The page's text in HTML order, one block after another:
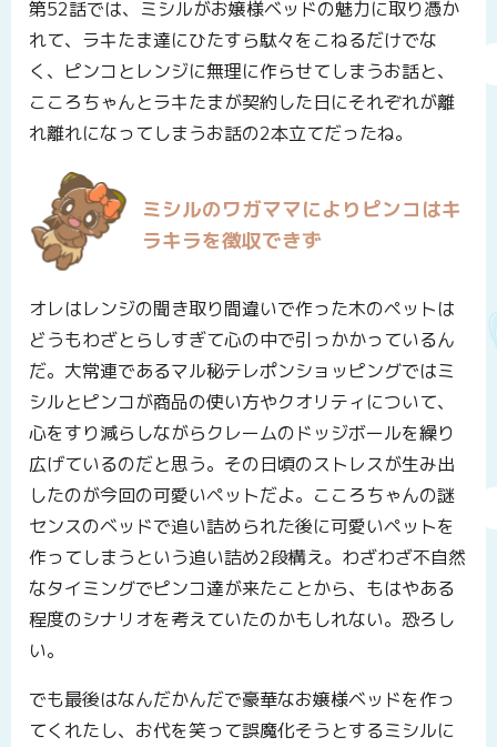
第52話では、ミシルがお嬢様ベッドの魅力に取り憑か
れて、ラキたま達にひたすら駄々をこねるだけでな
く、ピンコとレンジに無理に作らせてしまうお話と、
こころちゃんとラキたまが契約した日にそれぞれが離
れ離れになってしまうお話の2本立てだったね。
ミシルのワガママによりピンコはキ
ラキラを徴収できず
オレはレンジの聞き取り間違いで作った木のペットは
どうもわざとらしすぎて心の中で引っかかっているん
だ。大常連であるマル秘テレポンショッピングではミ
シルとピンコが商品の使い方やクオリティについて、
心をすり減らしながらクレームのドッジボールを繰り
広げているのだと思う。その日頃のストレスが生み出
したのが今回の可愛いペットだよ。こころちゃんの謎
センスのベッドで追い詰められた後に可愛いペットを
作ってしまうという追い詰め2段構え。わざわざ不自然
なタイミングでピンコ達が来たことから、もはやある
程度のシナリオを考えていたのかもしれない。恐ろし
い。
でも最後はなんだかんだで豪華なお嬢様ベッドを作っ
てくれたし、お代を笑って誤魔化そうとするミシルに